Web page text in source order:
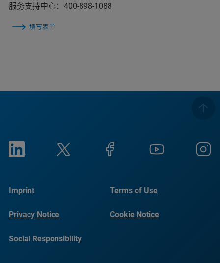
服务支持中心：400-898-1088
填写表单
Imprint Terms of Use
Privacy Notice Cookie Notice
Social Responsibility